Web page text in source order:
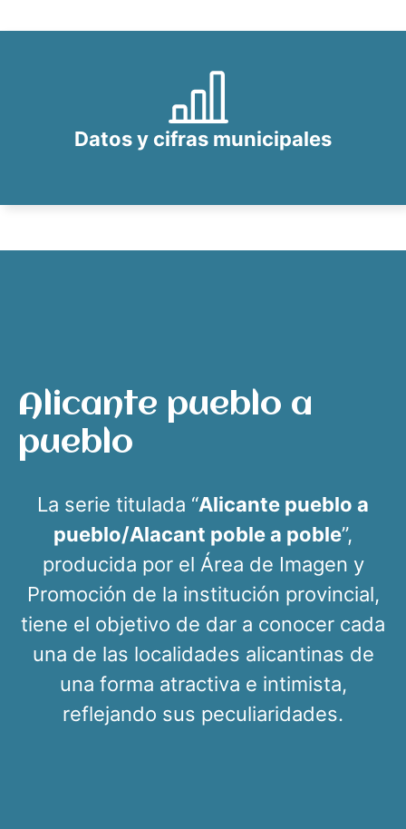
Datos y cifras municipales
Alicante pueblo a
pueblo
La serie titulada “Alicante pueblo a
pueblo/Alacant poble a poble”,
producida por el Área de Imagen y
Promoción de la institución provincial,
tiene el objetivo de dar a conocer cada
una de las localidades alicantinas de
una forma atractiva e intimista,
reflejando sus peculiaridades.